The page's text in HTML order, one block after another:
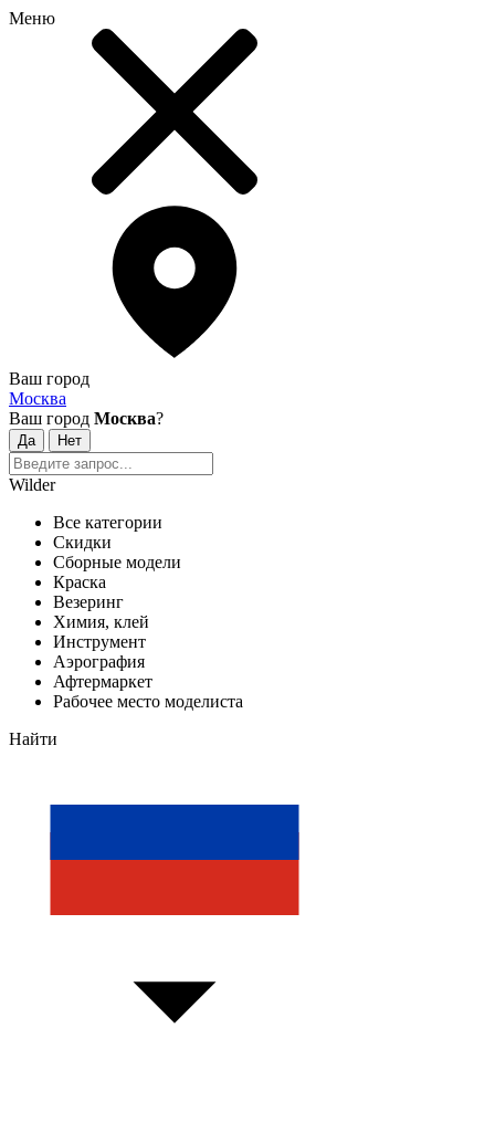
Меню
Ваш город
Москва
Ваш город Москва?
Wilder
Все категории
Скидки
Сборные модели
Краска
Везеринг
Химия, клей
Инструмент
Аэрография
Афтермаркет
Рабочее место моделиста
Найти